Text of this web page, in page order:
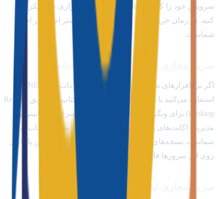
سرویس خود را کاملاً مطابق با نیازهای نرم‌افزاری خود پیکربندی
کنید. در زمان خرید سرور مجازی فنلاند، دو بستر اصلی در اختیار
شماست:
سرور مجازی ویندوز فنلاند (Windows VPS)
استفاده می‌کنید یا به یک محیط گرافیکی دسکتاپ (از طریق Remote
Desktop) برای وبگردی، دانلود و آپلود فایل با سرعت گیگابیتی و
مدیریت اکانت‌های بین‌المللی نیاز دارید، ویندوز سرور انتخاب اول
شماست. نسخه‌های ویندوز سرور ۲۰۱۹ و ۲۰۲۲ با بالاترین پایداری
روی این سرورها قابل نصب هستند.
سرور مجازی لینوکس فنلاند (Linux VPS)